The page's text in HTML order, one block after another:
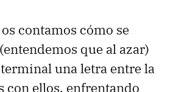
contamos cómo se
que al azar)
una letra entre la
con ellos, enfrentando